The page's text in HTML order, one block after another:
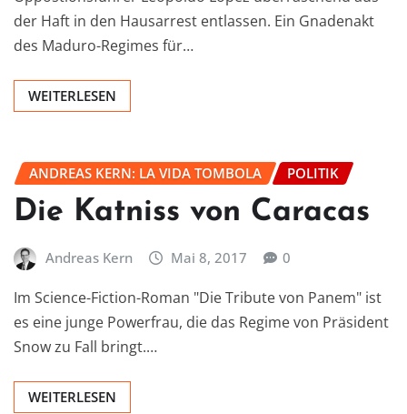
der Haft in den Hausarrest entlassen. Ein Gnadenakt
des Maduro-Regimes für…
WEITERLESEN
ANDREAS KERN: LA VIDA TOMBOLA POLITIK
Die Katniss von Caracas
Andreas Kern Mai 8, 2017 0
Im Science-Fiction-Roman "Die Tribute von Panem" ist
es eine junge Powerfrau, die das Regime von Präsident
Snow zu Fall bringt.…
WEITERLESEN